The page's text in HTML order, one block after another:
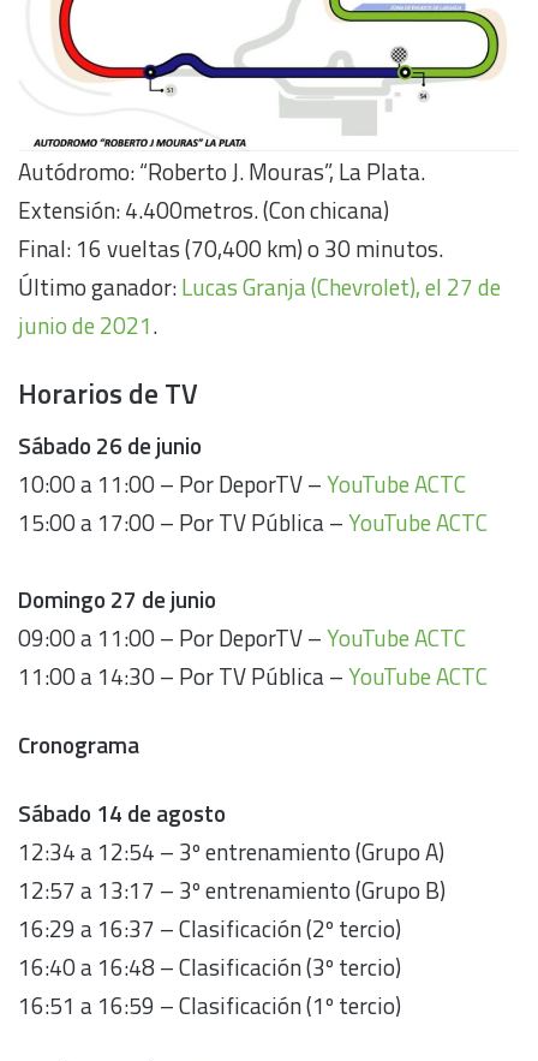
Autódromo: “Roberto J. Mouras”, La Plata.
Extensión: 4.400metros. (Con chicana)
Final: 16 vueltas (70,400 km) o 30 minutos.
Último ganador:Lucas Granja (Chevrolet), el 27 de
junio de 2021.
Horarios de TV
Sábado 26 de junio
10:00 a 11:00 – Por DeporTV –YouTube ACTC
15:00 a 17:00 – Por TV Pública –YouTube ACTC
Domingo 27 de junio
09:00 a 11:00 – Por DeporTV –YouTube ACTC
11:00 a 14:30 – Por TV Pública –YouTube ACTC
Cronograma
Sábado 14 de agosto
12:34 a 12:54 – 3º entrenamiento (Grupo A)
12:57 a 13:17 – 3º entrenamiento (Grupo B)
16:29 a 16:37 – Clasificación (2º tercio)
16:40 a 16:48 – Clasificación (3º tercio)
16:51 a 16:59 – Clasificación (1º tercio)